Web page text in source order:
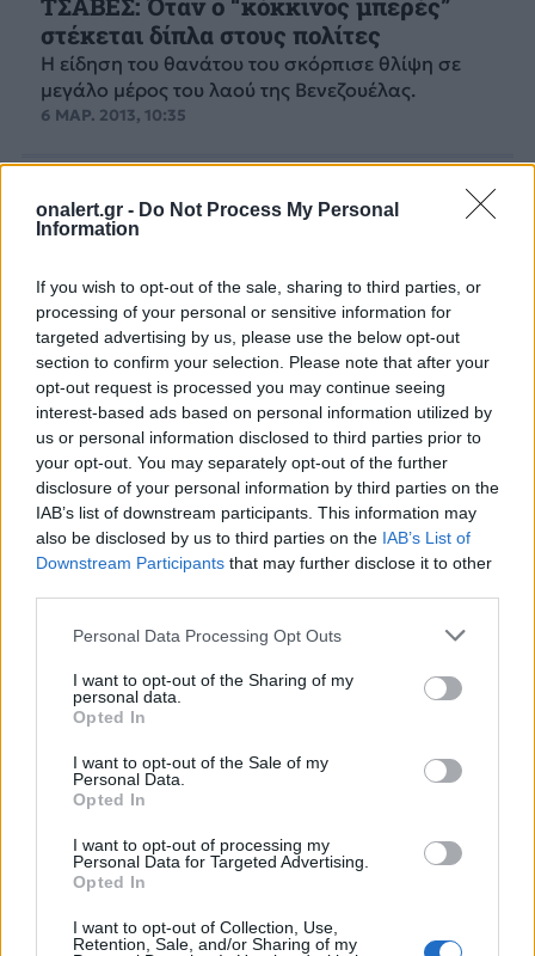
onalert.gr - Do Not Process My Personal
Information
If you wish to opt-out of the sale, sharing to third parties, or
processing of your personal or sensitive information for
targeted advertising by us, please use the below opt-out
section to confirm your selection. Please note that after your
opt-out request is processed you may continue seeing
interest-based ads based on personal information utilized by
us or personal information disclosed to third parties prior to
your opt-out. You may separately opt-out of the further
disclosure of your personal information by third parties on the
IAB’s list of downstream participants. This information may
also be disclosed by us to third parties on the IAB’s List of
Downstream Participants that may further disclose it to other
Personal Data Processing Opt Outs
I want to opt-out of the Sharing of my
personal data.
Opted In
I want to opt-out of the Sale of my
Personal Data.
Opted In
I want to opt-out of processing my
Personal Data for Targeted Advertising.
Opted In
I want to opt-out of Collection, Use,
Retention, Sale, and/or Sharing of my
στέκεται δίπλα στους πολίτες
Η είδηση του θανάτου του σκόρπισε θλίψη σε
μεγάλο μέρος του λαού της Βενεζουέλας.
6 ΜΑΡ. 2013, 10:35
Ο Τσάβες δίνει μάχη
Ο πρόεδρος της Βενεζουέλας, Ούγκο Τσάβες,
υποβλήθηκε σε χημειοθεραπεία για τον καρκίνο
από τον οποίο πάσχει και έχει ανεβασμένο
2 ΜΑΡ. 2013, 09:30